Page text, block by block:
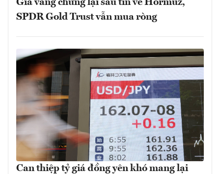
Giá vàng chững lại sau tin về Hormuz,
SPDR Gold Trust vẫn mua ròng
Can thiệp tỷ giá đồng yên khó mang lại